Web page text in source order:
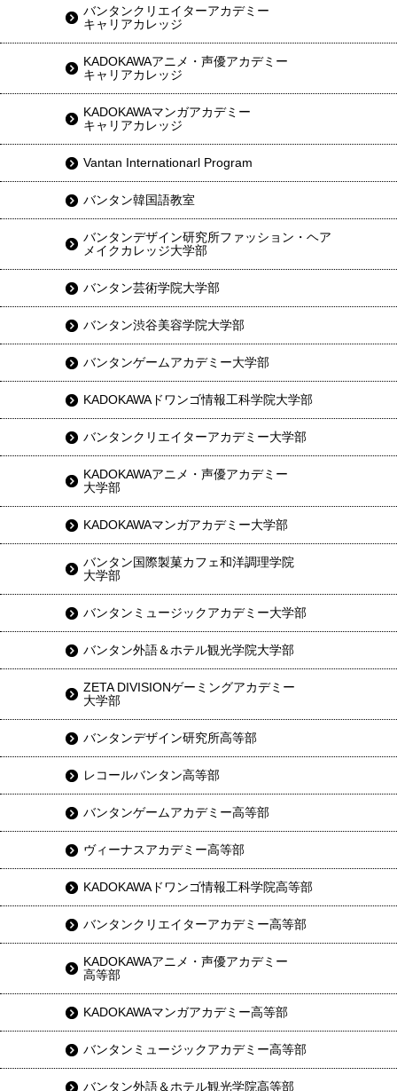
バンタンクリエイターアカデミー
キャリアカレッジ
KADOKAWAアニメ・声優アカデミー
キャリアカレッジ
KADOKAWAマンガアカデミー
キャリアカレッジ
Vantan Internationarl Program
バンタン韓国語教室
バンタンデザイン研究所ファッション・ヘア
メイクカレッジ大学部
バンタン芸術学院大学部
バンタン渋谷美容学院大学部
バンタンゲームアカデミー大学部
KADOKAWAドワンゴ情報工科学院大学部
バンタンクリエイターアカデミー大学部
KADOKAWAアニメ・声優アカデミー
大学部
KADOKAWAマンガアカデミー大学部
バンタン国際製菓カフェ和洋調理学院
大学部
バンタンミュージックアカデミー大学部
バンタン外語＆ホテル観光学院大学部
ZETA DIVISIONゲーミングアカデミー
大学部
バンタンデザイン研究所高等部
レコールバンタン高等部
バンタンゲームアカデミー高等部
ヴィーナスアカデミー高等部
KADOKAWAドワンゴ情報工科学院高等部
バンタンクリエイターアカデミー高等部
KADOKAWAアニメ・声優アカデミー
高等部
KADOKAWAマンガアカデミー高等部
バンタンミュージックアカデミー高等部
バンタン外語＆ホテル観光学院高等部